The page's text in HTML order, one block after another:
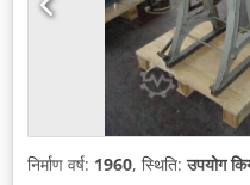
निर्माण वर्ष: 1960, स्थिति:उपयोग